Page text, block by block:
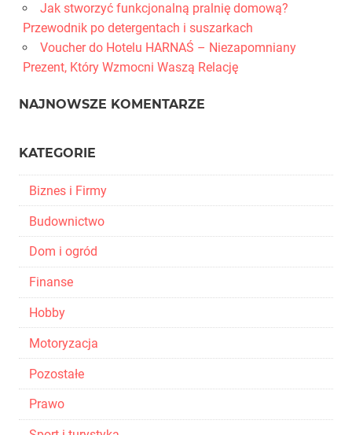
Jak stworzyć funkcjonalną pralnię domową?
Przewodnik po detergentach i suszarkach
Voucher do Hotelu HARNAŚ – Niezapomniany
Prezent, Który Wzmocni Waszą Relację
NAJNOWSZE KOMENTARZE
KATEGORIE
Biznes i Firmy
Budownictwo
Dom i ogród
Finanse
Hobby
Motoryzacja
Pozostałe
Prawo